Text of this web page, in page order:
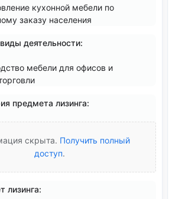
кухонной мебели по
заказу населения
деятельности:
мебели для офисов и
предмета лизинга:
скрыта. Получить полный
доступ.
лизинга: